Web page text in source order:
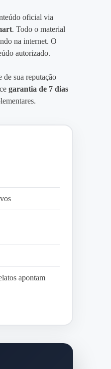
oficial via
. Todo o material
na internet. O
autorizado.
de sua reputação
garantia de 7 dias
apontam